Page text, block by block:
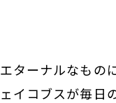
エターナルなもの
ェイコブスが毎日